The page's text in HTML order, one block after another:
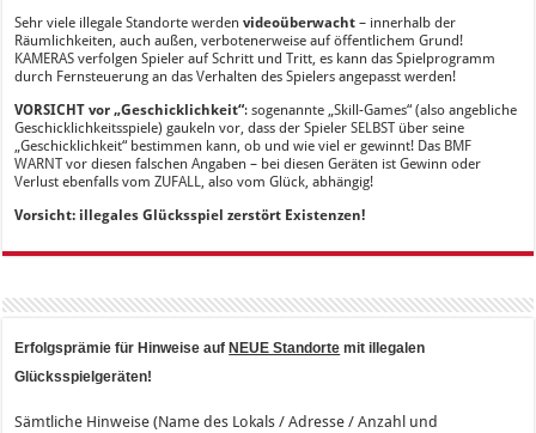
Sehr viele illegale Standorte werdenvideoüberwacht– innerhalb der
Räumlichkeiten, auch außen, verbotenerweise auf öffentlichem Grund!
KAMERAS verfolgen Spieler auf Schritt und Tritt, es kann das Spielprogramm
durch Fernsteuerung an das Verhalten des Spielers angepasst werden!
VORSICHT vor „Geschicklichkeit“: sogenannte „Skill-Games“ (also angebliche
Geschicklichkeitsspiele) gaukeln vor, dass der Spieler SELBST über seine
„Geschicklichkeit“ bestimmen kann, ob und wie viel er gewinnt! Das BMF
WARNT vor diesen falschen Angaben – bei diesen Geräten ist Gewinn oder
Verlust ebenfalls vom ZUFALL, also vom Glück, abhängig!
Vorsicht: illegales Glücksspiel zerstört Existenzen!
Erfolgsprämie für Hinweise auf NEUE Standorte mit illegalen
Glücksspielgeräten!
Sämtliche Hinweise (Name des Lokals / Adresse / Anzahl und